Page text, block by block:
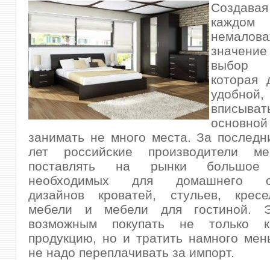
которая
занимать не много места. За
лет российские производители
поставлять на рынки большое
необходимых для домашнего
дизайнов кроватей, стульев,
мебели и мебели для гостиной.
возможным покупать не только
продукцию, но и тратить намного
не надо переплачивать за импорт.